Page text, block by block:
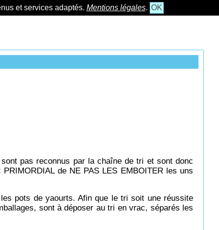
et services adaptés. Mentions légales. OK
pas reconnus par la chaîne de tri et sont donc
de NE PAS LES EMBOITER les uns
pots de yaourts. Afin que le tri soit une réussite
sont à déposer au tri en vrac, séparés les